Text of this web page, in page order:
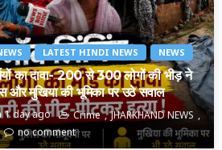
LATEST HINDI NEWS NEWS
का दावा- 200 से 300 लोगों की भीड़ ने
और मुखिया की भूमिका पर उठे सवाल
1 day ago Crime
JHARKHAND NEWS
no comment